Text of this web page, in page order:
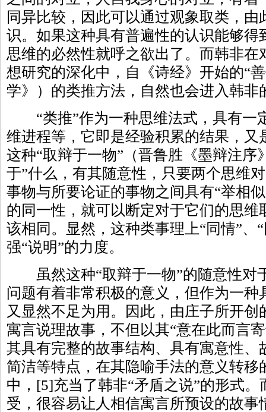
同异比较，因此可以通过观象取类，
识。如果这种具有普遍性的认识能够得
思维的必然性就呼之欲出了。而韩非在
想研究的深化中，自《诗经》开始的“
学》）的类推方法，自然也会进入韩非
“类推”作为一种思维法式，具有一
维进程等，它即是经验积累的结果，
这种“取辩于一物”（晋鲁胜《墨辩注序
于”什么，有其随意性，只要两个思维
事物与所要论证的事物之间具有“举相
的同一性，就可以断定对于它们的思维
该相同。显然，这种类事理上“同情”、
强“说明”的力度。
虽然这种“取辩于一物”的随意性对
问题有着非常积极的意义，但作为一种
又显然不足为用。因此，由庄子所开
寓言说理故事，不但以其“意在此而言
其具有完整的故事结构、具有寓意性、
简洁等特点，在其隐喻手法的意义转移
中，[5]充当了韩非“矛盾之说”的形式
受，很容易让人相信寓言所预设的故事